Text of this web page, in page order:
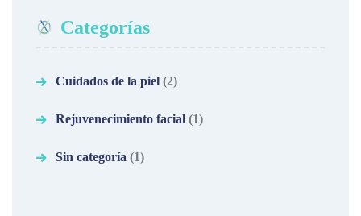
Categorías
Cuidados de la piel (2)
Rejuvenecimiento facial (1)
Sin categoría (1)